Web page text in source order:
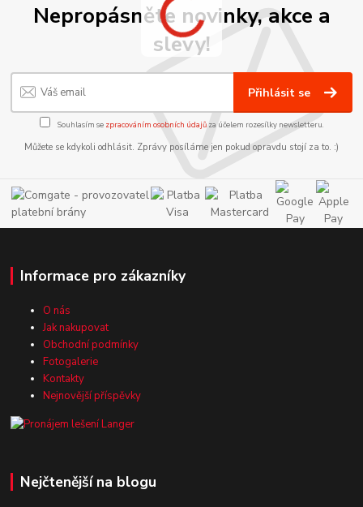
Nepropásněte novinky, akce a
slevy!
Přihlásit se
Souhlasím se zpracováním osobních údajůza účelem rozesílky newsletteru.
Můžete se kdykoli odhlásit. Zprávy posíláme jen pokud opravdu stojí za to. :)
Informace pro zákazníky
O nás
Jak nakupovat
Obchodní podmínky
Fotogalerie
Kontakty
Nejnovější příspěvky
Nejčtenější na blogu